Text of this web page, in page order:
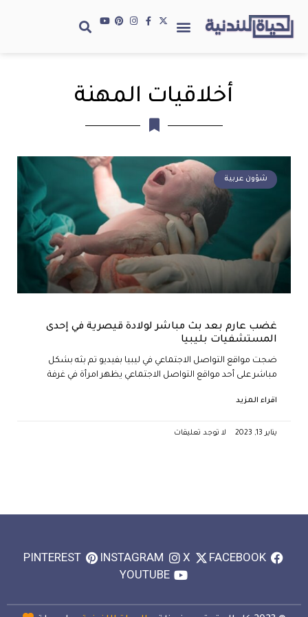
أخلاقيات المهنة
شؤون عربية
غضب عارم بعد بث مباشر لولادة قيصرية في إحدى
المستشفيات بليبيا
ضجت مواقع التواصل الاجتماعي في ليبيا بفيديو تم بثه بشكل
مباشر على أحد مواقع التواصل الاجتماعي يظهر امرأة في غرفة
اقراء المزيد
يناير 13, 2023 لا توجد تعليقات
FACEBOOK
X
INSTAGRAM
PINTEREST
YOUTUBE